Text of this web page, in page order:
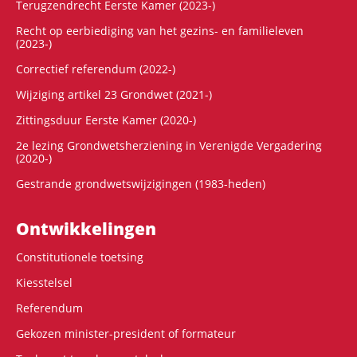
Terugzendrecht Eerste Kamer (2023-)
Recht op eerbiediging van het gezins- en familieleven
(2023-)
Correctief referendum (2022-)
Wijziging artikel 23 Grondwet (2021-)
Zittingsduur Eerste Kamer (2020-)
2e lezing Grondwetsherziening in Verenigde Vergadering
(2020-)
Gestrande grondwetswijzigingen (1983-heden)
Ontwikke­lingen
Constitutionele toetsing
Kiesstelsel
Referendum
Gekozen minister-president of formateur